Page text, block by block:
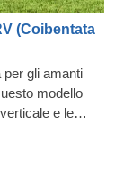
(Coibentata
gli amanti
modello
e le
conta: un
da letto!